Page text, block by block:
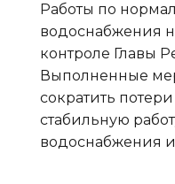
Работы по
водоснабжения
контроле Главы
Выполненные
сократить
стабильную
водоснабжения